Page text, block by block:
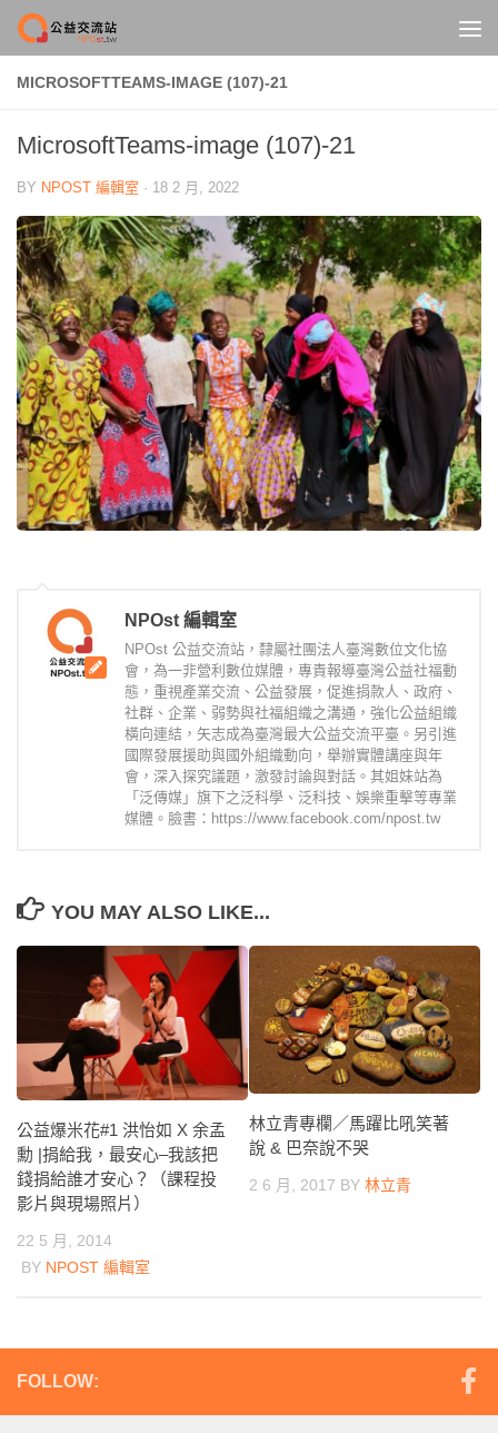
Skip to content
MICROSOFTTEAMS-IMAGE (107)-21
MicrosoftTeams-image (107)-21
BY NPOST 編輯室 · 18 2 月, 2022
NPOst 編輯室
NPOst 公益交流站，隸屬社團法人臺灣數位文化協
會，為一非營利數位媒體，專責報導臺灣公益社福動
態，重視產業交流、公益發展，促進捐款人、政府、
社群、企業、弱勢與社福組織之溝通，強化公益組織
橫向連結，矢志成為臺灣最大公益交流平臺。另引進
國際發展援助與國外組織動向，舉辦實體講座與年
會，深入探究議題，激發討論與對話。其姐妹站為
「泛傳媒」旗下之泛科學、泛科技、娛樂重擊等專業
媒體。臉書：https://www.facebook.com/npost.tw
YOU MAY ALSO LIKE...
公益爆米花#1 洪怡如 X 余孟
勳 |捐給我，最安心–我該把
錢捐給誰才安心？（課程投
影片與現場照片）
22 5 月, 2014
BY NPOST 編輯室
林立青專欄／馬躍比吼笑著
說 & 巴奈說不哭
2 6 月, 2017 BY 林立青
FOLLOW: